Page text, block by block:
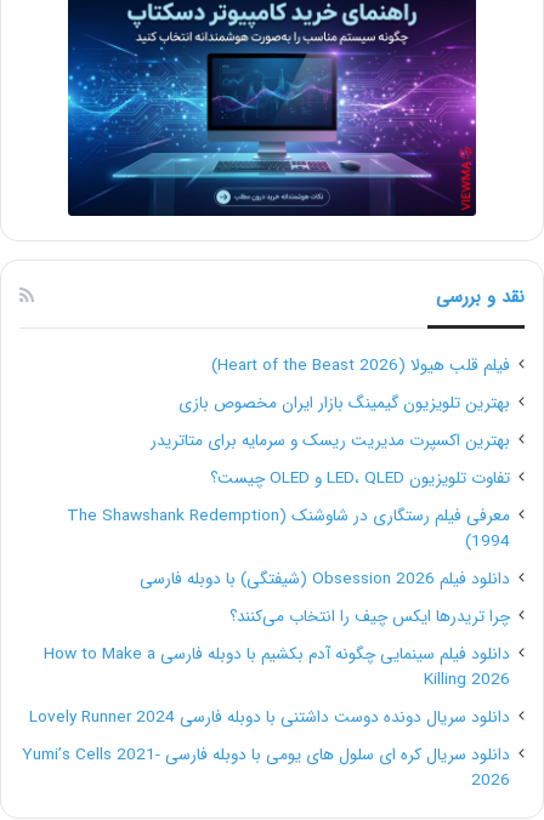
نقد و بررسی
فیلم قلب هیولا (Heart of the Beast 2026)
بهترین تلویزیون گیمینگ بازار ایران مخصوص بازی
بهترین اکسپرت مدیریت ریسک و سرمایه برای متاتریدر
تفاوت تلویزیون LED، QLED و OLED چیست؟
معرفی فیلم رستگاری در شاوشنک (The Shawshank Redemption
1994)
دانلود فیلم Obsession 2026 (شیفتگی) با دوبله فارسی
چرا تریدرها ایکس چیف را انتخاب می‌کنند؟
دانلود فیلم سینمایی چگونه آدم بکشیم با دوبله فارسی How to Make a
Killing 2026
دانلود سریال دونده دوست داشتنی با دوبله فارسی Lovely Runner 2024
دانلود سریال کره ای سلول های یومی با دوبله فارسی Yumi’s Cells 2021-
2026